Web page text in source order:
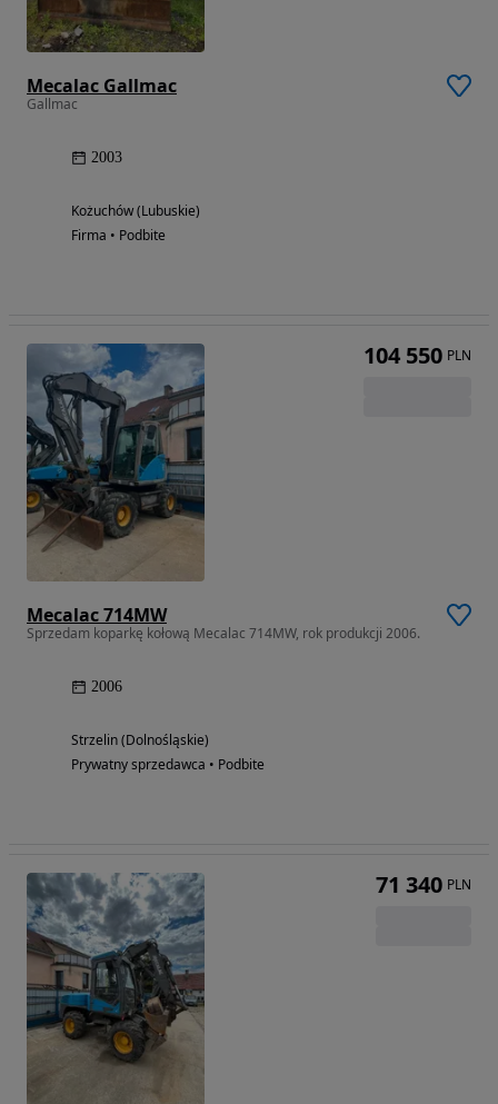
Mecalac Gallmac
Gallmac
2003
Kożuchów (Lubuskie)
Firma • Podbite
Mecalac 714MW
Sprzedam koparkę kołową Mecalac 714MW, rok produkcji 2006.
2006
Strzelin (Dolnośląskie)
Prywatny sprzedawca • Podbite
104 550 PLN
71 340 PLN